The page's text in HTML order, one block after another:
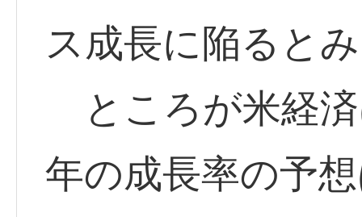
ス成長に陥ると
ところが米経
年の成長率の予